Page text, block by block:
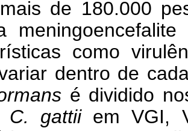
de 180.000
como
dentro de
é dividido
C. gattii em VGI,